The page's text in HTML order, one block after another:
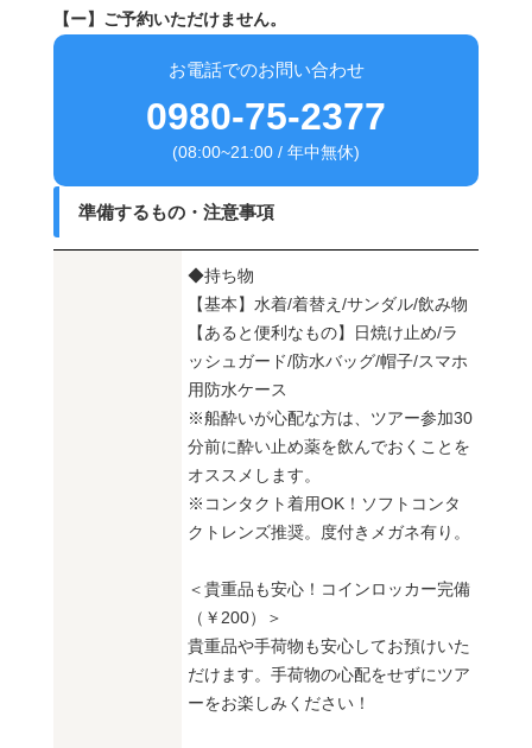
【ー】ご予約いただけません。
お電話でのお問い合わせ
0980-75-2377
(08:00~21:00 / 年中無休)
準備するもの・注意事項
◆持ち物
【基本】水着/着替え/サンダル/飲み物
【あると便利なもの】日焼け止め/ラ
ッシュガード/防水バッグ/帽子/スマホ
用防水ケース
※船酔いが心配な方は、ツアー参加30
分前に酔い止め薬を飲んでおくことを
オススメします。
※コンタクト着用OK！ソフトコンタ
クトレンズ推奨。度付きメガネ有り。
＜貴重品も安心！コインロッカー完備
（￥200）＞
貴重品や手荷物も安心してお預けいた
だけます。手荷物の心配をせずにツア
ーをお楽しみください！